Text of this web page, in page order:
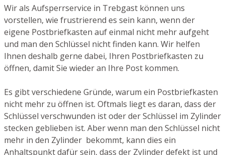
Wir als Aufsperrservice in Trebgast können uns
vorstellen, wie frustrierend es sein kann, wenn der
eigene Postbriefkasten auf einmal nicht mehr aufgeht
und man den Schlüssel nicht finden kann. Wir helfen
Ihnen deshalb gerne dabei, Ihren Postbriefkasten zu
öffnen, damit Sie wieder an Ihre Post kommen.
Es gibt verschiedene Gründe, warum ein Postbriefkasten
nicht mehr zu öffnen ist. Oftmals liegt es daran, dass der
Schlüssel verschwunden ist oder der Schlüssel im Zylinder
stecken geblieben ist. Aber wenn man den Schlüssel nicht
mehr in den Zylinder bekommt, kann dies ein
Anhaltspunkt dafür sein, dass der Zylinder defekt ist und